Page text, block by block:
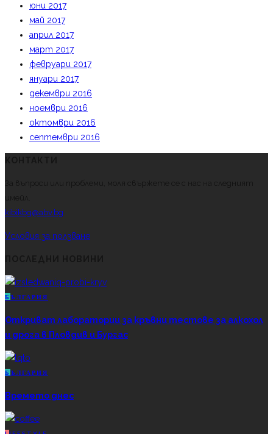
юни 2017
май 2017
април 2017
март 2017
февруари 2017
януари 2017
декември 2016
ноември 2016
октомври 2016
септември 2016
За въпроси или проблеми, моля свържете се с нас на следният
имейл.
kibikbg@abv.bg
Условия за ползване
Б ЪЛГАРИЯ
Откриват лаборатории за кръвни тестове за алкохол
и дрога в Пловдив и Бургас
Б ЪЛГАРИЯ
Времето днес